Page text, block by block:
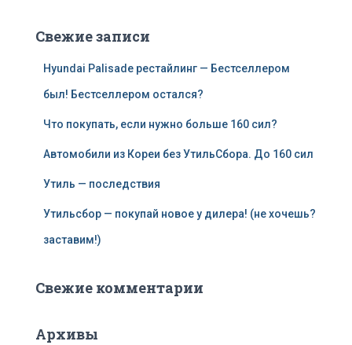
Свежие записи
Hyundai Palisade рестайлинг — Бестселлером
был! Бестселлером остался?
Что покупать, если нужно больше 160 сил?
Автомобили из Кореи без УтильСбора. До 160 сил
Утиль — последствия
Утильсбор — покупай новое у дилера! (не хочешь?
заставим!)
Свежие комментарии
Архивы